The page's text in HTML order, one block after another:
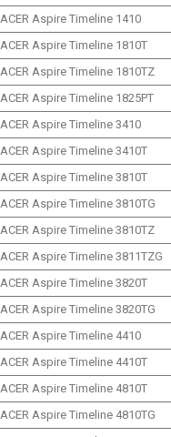
ACER Aspire Timeline 1410
ACER Aspire Timeline 1810T
ACER Aspire Timeline 1810TZ
ACER Aspire Timeline 1825PT
ACER Aspire Timeline 3410
ACER Aspire Timeline 3410T
ACER Aspire Timeline 3810T
ACER Aspire Timeline 3810TG
ACER Aspire Timeline 3810TZ
ACER Aspire Timeline 3811TZG
ACER Aspire Timeline 3820T
ACER Aspire Timeline 3820TG
ACER Aspire Timeline 4410
ACER Aspire Timeline 4410T
ACER Aspire Timeline 4810T
ACER Aspire Timeline 4810TG